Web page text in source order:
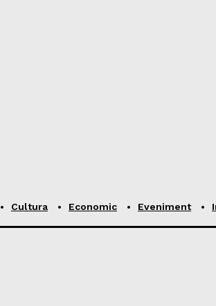
Cultura Economic Eveniment